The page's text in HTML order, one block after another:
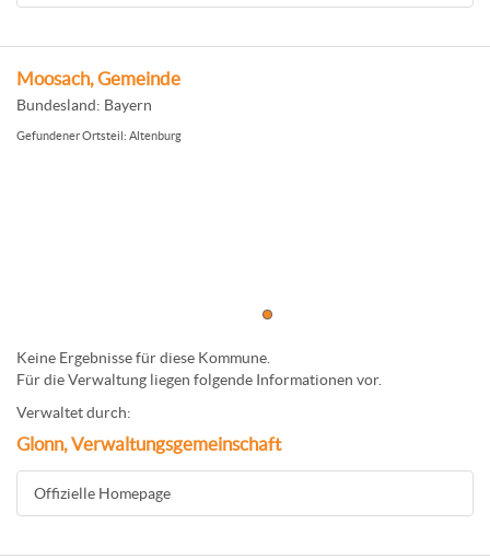
Moosach, Gemeinde
Bundesland: Bayern
Gefundener Ortsteil: Altenburg
Keine Ergebnisse für diese Kommune.
Für die Verwaltung liegen folgende Informationen vor.
Verwaltet durch:
Glonn, Verwaltungsgemeinschaft
Offizielle Homepage